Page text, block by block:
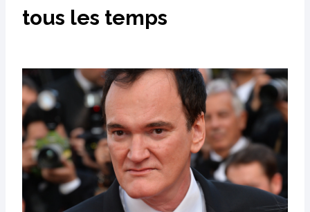
tous les temps